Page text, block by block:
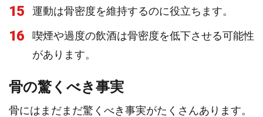
15 運動は骨密度を維持するのに役立ちます。
16
喫煙や過度の飲酒は骨密度を低下させる可能性
があります。
骨の驚くべき事実
骨にはまだまだ驚くべき事実がたくさんあります。